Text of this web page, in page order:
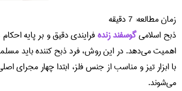
زمان مطالعه: 7دقیقه
ذبح اسلامیگوسفند زندهفرایندی دقیق و بر پایه
اهمیت می‌دهد. در این روش، فرد ذبح کننده باید
با ابزار تیز و مناسب از جنس فلز، ابتدا چهار
می‌شوند.